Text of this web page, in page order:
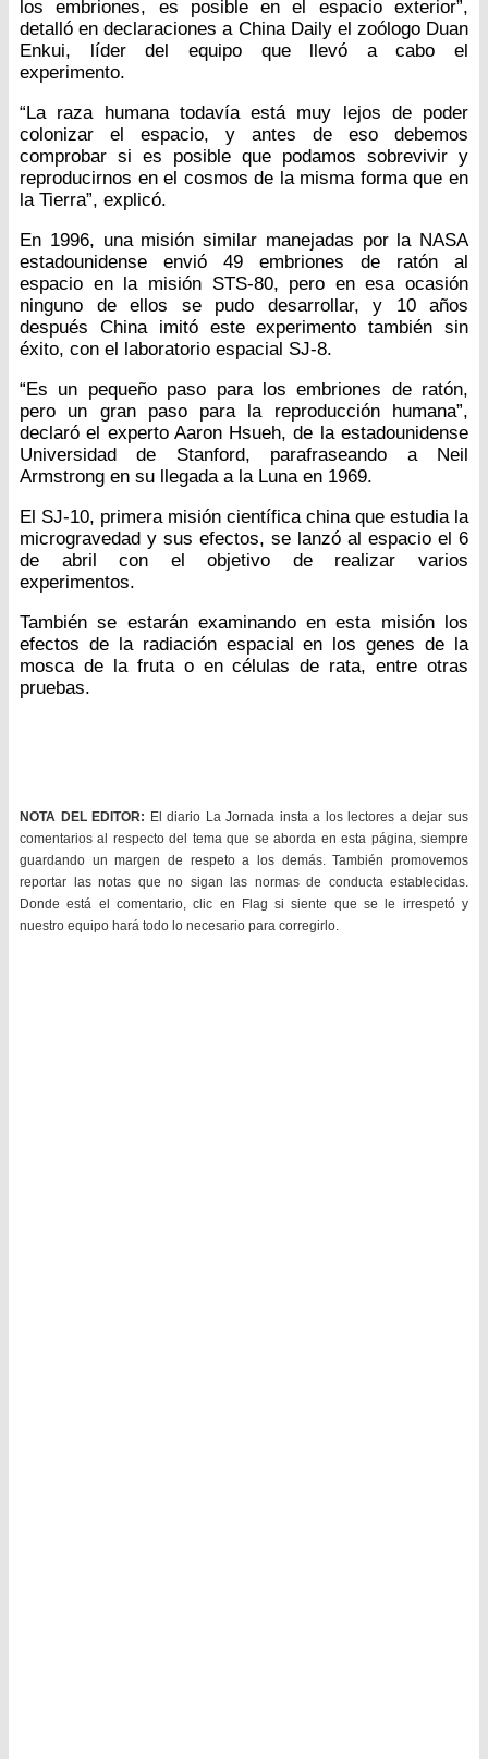
los embriones, es posible en el espacio exterior”,
detalló en declaraciones a China Daily el zoólogo Duan
Enkui, líder del equipo que llevó a cabo el
experimento.
“La raza humana todavía está muy lejos de poder
colonizar el espacio, y antes de eso debemos
comprobar si es posible que podamos sobrevivir y
reproducirnos en el cosmos de la misma forma que en
la Tierra”, explicó.
En 1996, una misión similar manejadas por la NASA
estadounidense envió 49 embriones de ratón al
espacio en la misión STS-80, pero en esa ocasión
ninguno de ellos se pudo desarrollar, y 10 años
después China imitó este experimento también sin
éxito, con el laboratorio espacial SJ-8.
“Es un pequeño paso para los embriones de ratón,
pero un gran paso para la reproducción humana”,
declaró el experto Aaron Hsueh, de la estadounidense
Universidad de Stanford, parafraseando a Neil
Armstrong en su llegada a la Luna en 1969.
El SJ-10, primera misión científica china que estudia la
microgravedad y sus efectos, se lanzó al espacio el 6
de abril con el objetivo de realizar varios
experimentos.
También se estarán examinando en esta misión los
efectos de la radiación espacial en los genes de la
mosca de la fruta o en células de rata, entre otras
pruebas.
NOTA DEL EDITOR: El diario La Jornada insta a los lectores a dejar sus
comentarios al respecto del tema que se aborda en esta página, siempre
guardando un margen de respeto a los demás. También promovemos
reportar las notas que no sigan las normas de conducta establecidas.
Donde está el comentario, clic en Flag si siente que se le irrespetó y
nuestro equipo hará todo lo necesario para corregirlo.